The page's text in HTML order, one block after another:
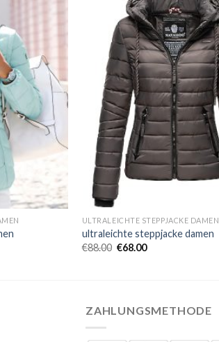
ULTRALEICHTE STEPPJACKE DAMEN
ultraleichte steppjacke damen
€88.00 €68.00
ZAHLUNGSMETHODE